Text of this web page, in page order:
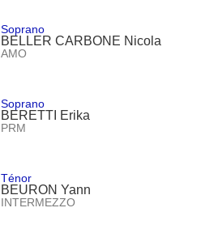
Soprano
BELLER CARBONE Nicola
AMO
Soprano
BERETTI Erika
PRM
Ténor
BEURON Yann
INTERMEZZO